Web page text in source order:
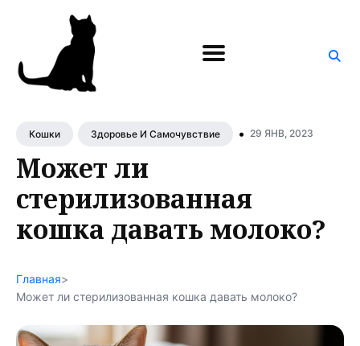
Поиск
Кошки Здоровье И Самочувствие • 29 ЯНВ, 2023
Может ли
стерилизованная
кошка давать молоко?
Главная>
Может ли стерилизованная кошка давать молоко?